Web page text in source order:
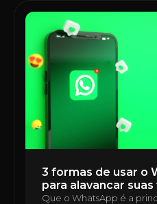
3 formas de usar o
para alavancar suas
Que o WhatsApp é a